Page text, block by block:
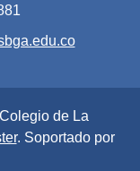
de La
. Soportado por